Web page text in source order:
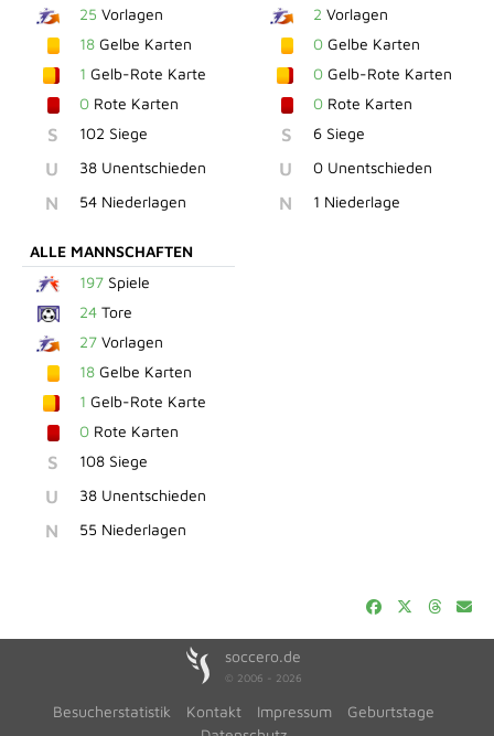
25 Vorlagen
18 Gelbe Karten
1 Gelb-Rote Karte
0 Rote Karten
S 102 Siege
U 38 Unentschieden
N 54 Niederlagen
2 Vorlagen
0Gelbe Karten
0Gelb-Rote Karten
0Rote Karten
S 6 Siege
U 0 Unentschieden
N 1 Niederlage
ALLE MANNSCHAFTEN
197 Spiele
24 Tore
27 Vorlagen
18 Gelbe Karten
1 Gelb-Rote Karte
0 Rote Karten
S 108 Siege
U 38 Unentschieden
N 55 Niederlagen
soccero.de
© 2006 - 2026
Besucherstatistik Kontakt Impressum
Geburtstage